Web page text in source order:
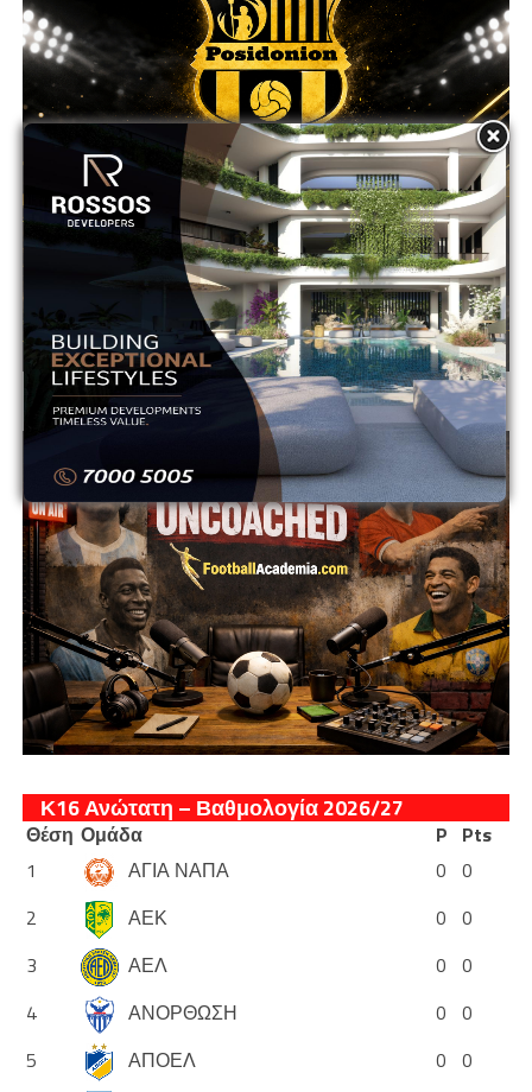
ADVERTISEMENT
Κ16 Ανώτατη – Βαθμολογία 2026/27
Θέση Ομάδα P Pts
1
ΑΓΙΑ ΝΑΠΑ 0 0
2
ΑΕΚ 0 0
3
ΑΕΛ 0 0
4
ΑΝΟΡΘΩΣΗ 0 0
5
ΑΠΟΕΛ 0 0